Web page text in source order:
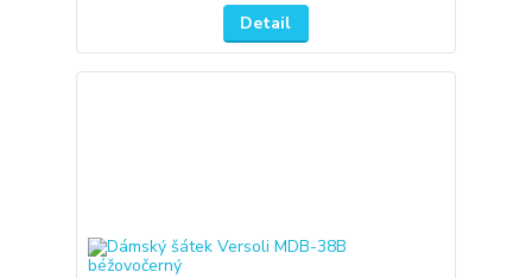
Detail